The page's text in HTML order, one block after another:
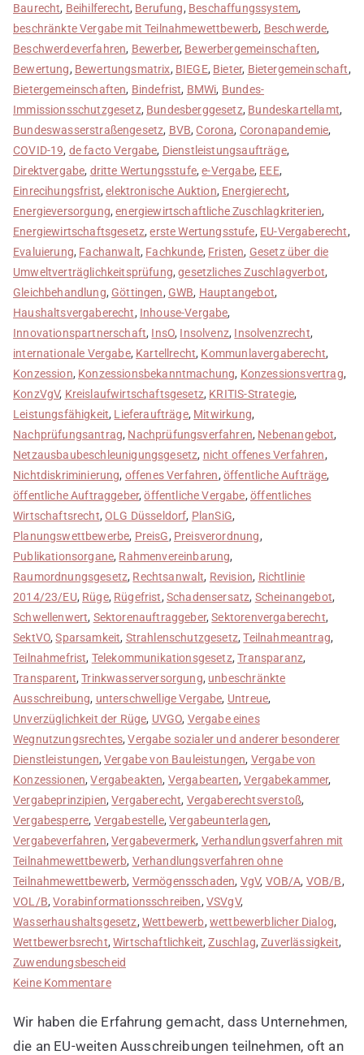
Baurecht, Beihilferecht, Berufung, Beschaffungssystem,
beschränkte Vergabe mit Teilnahmewettbewerb, Beschwerde,
Beschwerdeverfahren, Bewerber, Bewerbergemeinschaften,
Bewertung, Bewertungsmatrix, BIEGE, Bieter, Bietergemeinschaft,
Bietergemeinschaften, Bindefrist, BMWi, Bundes-
Immissionsschutzgesetz, Bundesberggesetz, Bundeskartellamt,
Bundeswasserstraßengesetz, BVB,Corona, Coronapandemie,
COVID-19, de facto Vergabe, Dienstleistungsaufträge,
Direktvergabe, dritte Wertungsstufe,e-Vergabe, EEE,
Einrecihungsfrist,elektronische Auktion, Energierecht,
Energieversorgung,energiewirtschaftliche Zuschlagkriterien,
Energiewirtschaftsgesetz,erste Wertungsstufe, EU-Vergaberecht,
Evaluierung, Fachanwalt, Fachkunde, Fristen, Gesetz über die
Umweltverträglichkeitsprüfung,gesetzliches Zuschlagverbot,
Gleichbehandlung, Göttingen, GWB, Hauptangebot,
Haushaltsvergaberecht, Inhouse-Vergabe,
Innovationspartnerschaft, InsO, Insolvenz, Insolvenzrecht,
internationale Vergabe, Kartellrecht, Kommunlavergaberecht,
Konzession, Konzessionsbekanntmachung, Konzessionsvertrag,
KonzVgV, Kreislaufwirtschaftsgesetz, KRITIS-Strategie,
Leistungsfähigkeit, Lieferaufträge, Mitwirkung,
Nachprüfungsantrag, Nachprüfungsverfahren, Nebenangebot,
Netzausbaubeschleunigungsgesetz, nicht offenes Verfahren,
Nichtdiskriminierung, offenes Verfahren, öffentliche Aufträge,
öffentliche Auftraggeber,öffentliche Vergabe,öffentliches
Wirtschaftsrecht,OLG Düsseldorf, PlanSiG,
Planungswettbewerbe, PreisG, Preisverordnung,
Publikationsorgane, Rahmenvereinbarung,
Raumordnungsgesetz, Rechtsanwalt, Revision, Richtlinie
2014/23/EU, Rüge, Rügefrist, Schadensersatz, Scheinangebot,
Schwellenwert, Sektorenauftraggeber,Sektorenvergaberecht,
SektVO,Sparsamkeit, Strahlenschutzgesetz,Teilnahmeantrag,
Teilnahmefrist, Telekommunikationsgesetz,Transparanz,
Transparent,Trinkwasserversorgung, unbeschränkte
Ausschreibung, unterschwellige Vergabe, Untreue,
Unverzüglichkeit der Rüge, UVGO, Vergabe eines
Wegnutzungsrechtes,Vergabe sozialer und anderer besonderer
Dienstleistungen,Vergabe von Bauleistungen, Vergabe von
Konzessionen,Vergabeakten, Vergabearten,Vergabekammer,
Vergabeprinzipien,Vergaberecht, Vergaberechtsverstoß,
Vergabesperre, Vergabestelle,Vergabeunterlagen,
Vergabeverfahren,Vergabevermerk, Verhandlungsverfahren mit
Teilnahmewettbewerb, Verhandlungsverfahren ohne
Teilnahmewettbewerb, Vermögensschaden, VgV, VOB/A, VOB/B,
VOL/B,Vorabinformationsschreiben, VSVgV,
Wasserhaushaltsgesetz, Wettbewerb, wettbewerblicher Dialog,
Wettbewerbsrecht,Wirtschaftlichkeit,Zuschlag,Zuverlässigkeit,
Zuwendungsbescheid
Keine Kommentarezu
bei
öffentlichen
Wir haben die Erfahrung gemacht, dass Unternehmen,
die an EU-weiten Ausschreibungen teilnehmen, oft an